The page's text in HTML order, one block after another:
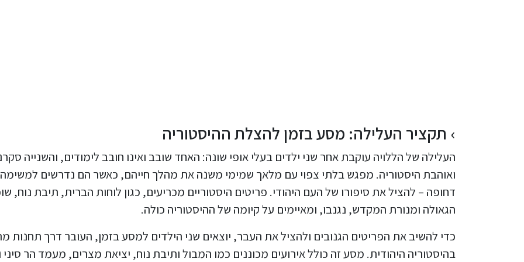
תקציר העלילה: מסע בזמן להצלת ההיסטוריה
העלילה של הללויה עוקבת אחר שני ילדים בעלי אופי שונה: האחד שובב ואינו חובב לימודים, והשנייה
ואוהבת היסטוריה. מפגש בלתי צפוי עם מלאך שמימי משנה את מהלך חייהם, כאשר הם נדרשים למשימה
דחופה – להציל את סיפורו של העם היהודי. פריטים היסטוריים מכריעים, כגון לוחות הברית, תיבת נוח,
הגאולה ומנורת המקדש, נגנבו, ומאיימים על קיומה של ההיסטוריה כולה.
כדי להשיב את הפריטים הגנובים ולהציל את העבר, יוצאים שני הילדים למסע בזמן, העובר דרך תחנות
בהיסטוריה היהודית. מסע זה כולל אירועים מכוננים כמו המבול ותיבת נוח, יציאת מצרים, מעמד הר סיני